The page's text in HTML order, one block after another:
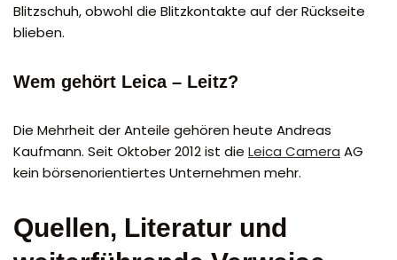
Blitzschuh, obwohl die Blitzkontakte auf der Rückseite
blieben.
Wem gehört Leica – Leitz?
Die Mehrheit der Anteile gehören heute Andreas
Kaufmann. Seit Oktober 2012 ist die Leica Camera AG
kein börsenorientiertes Unternehmen mehr.
Quellen, Literatur und